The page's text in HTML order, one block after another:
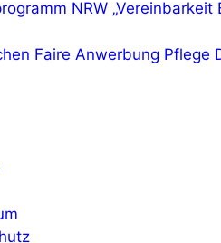
NRW „Vereinbarkeit
Faire Anwerbung Pflege